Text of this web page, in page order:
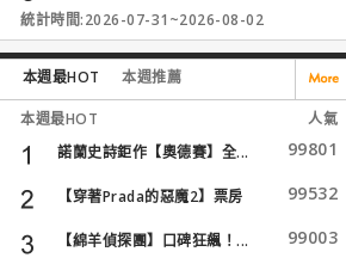
統計時間:2026-07-31~2026-08-02
本週最HOT 本週推薦
本週最HOT
人氣
諾蘭史詩鉅作【奧德賽】全...
99801
【穿著Prada的惡魔2】票房
99532
【綿羊偵探團】口碑狂飆！... 99003